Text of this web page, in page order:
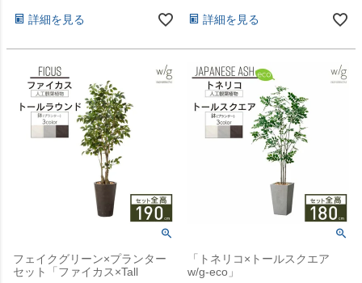
詳細を見る 詳細を見る
フェイクグリーン×プランター
セット「ファイカス×Tall
「トネリコ×トールスクエア
w/g-eco」